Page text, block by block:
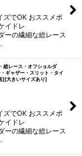
ズでOK おススメポ
イドレ
ーの繊細な総レース
総レース・オフショルダ
ギャザー・スリット・タイ
][大きいサイズあり]
ズでOK おススメポ
イドレ
ーの繊細な総レース